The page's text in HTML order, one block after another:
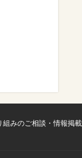
組みのご相談・情報掲